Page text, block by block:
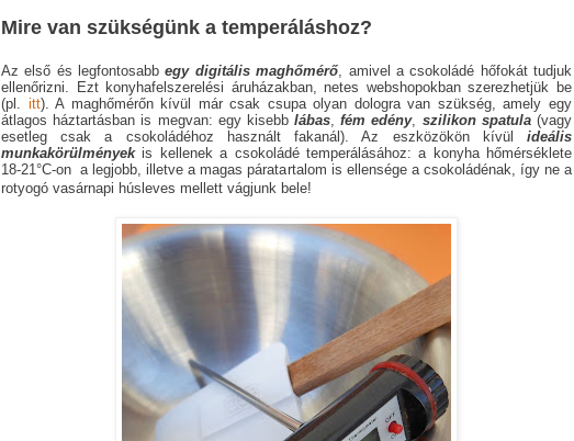
Mire van szükségünk a temperáláshoz?
Az első és legfontosabbegy digitális maghőmérő, amivel a csokoládé hőfokát tudjuk
ellenőrizni. Ezt konyhafelszerelési áruházakban, netes webshopokban szerezhetjük be
(pl. itt). A maghőmérőn kívül már csak csupa olyan dologra van szükség, amely egy
átlagos háztartásban is megvan: egy kisebblábas,fém edény, szilikon spatula(vagy
esetleg csak a csokoládéhoz használt fakanál). Az eszközökön kívül ideális
munkakörülményekis kellenek a csokoládé temperálásához: a konyha hőmérséklete
18-21°C-on a legjobb, illetve a magas páratartalom is ellensége a csokoládénak, így ne a
rotyogó vasárnapi húsleves mellett vágjunk bele!